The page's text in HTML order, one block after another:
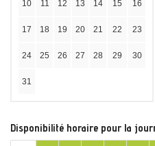
10 11 12 13 14 15 16
17 18 19 20 21 22 23
24 25 26 27 28 29 30
31
Disponibilité horaire pour la